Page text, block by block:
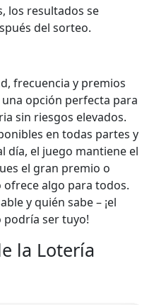
los resultados se
del sorteo.
frecuencia y premios
opción perfecta para
sin riesgos elevados.
en todas partes y
día, el juego mantiene el
el gran premio o
ofrece algo para todos.
y quién sabe – ¡el
podría ser tuyo!
la Lotería